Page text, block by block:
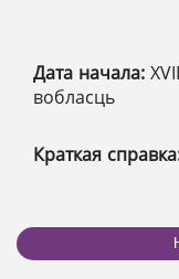
Дата начала:
вобласць
Краткая